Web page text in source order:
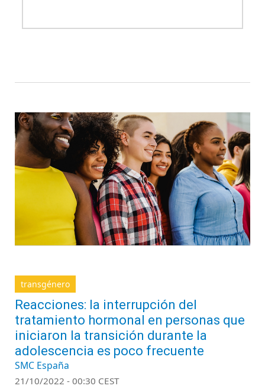
transgénero
Reacciones: la interrupción del
tratamiento hormonal en personas que
iniciaron la transición durante la
adolescencia es poco frecuente
SMC España
21/10/2022 - 00:30 CEST